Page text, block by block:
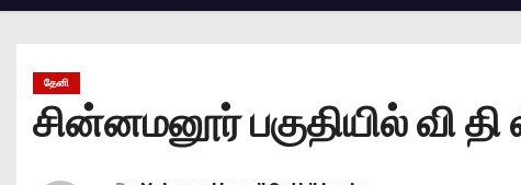
தேனி
சின்னமனூர் பகுதியில் வி